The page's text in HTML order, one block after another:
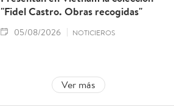
"Fidel Castro. Obras recogidas"
05/08/2026 NOTICIEROS
Ver más